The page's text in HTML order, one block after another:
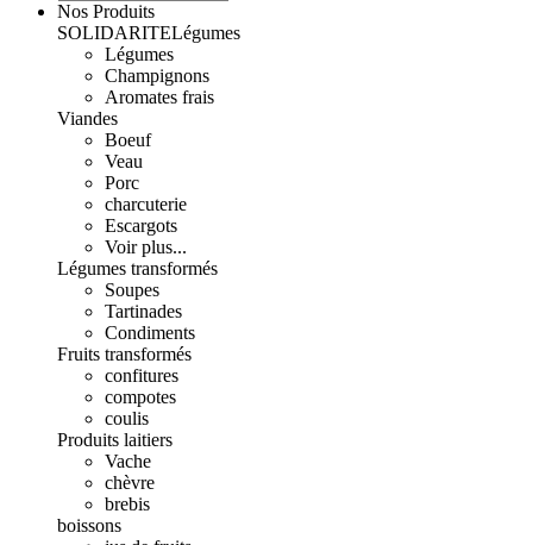
Nos Produits
SOLIDARITELégumes
Légumes
Champignons
Aromates frais
Viandes
Boeuf
Veau
Porc
charcuterie
Escargots
Voir plus...
Légumes transformés
Soupes
Tartinades
Condiments
Fruits transformés
confitures
compotes
coulis
Produits laitiers
Vache
chèvre
brebis
boissons